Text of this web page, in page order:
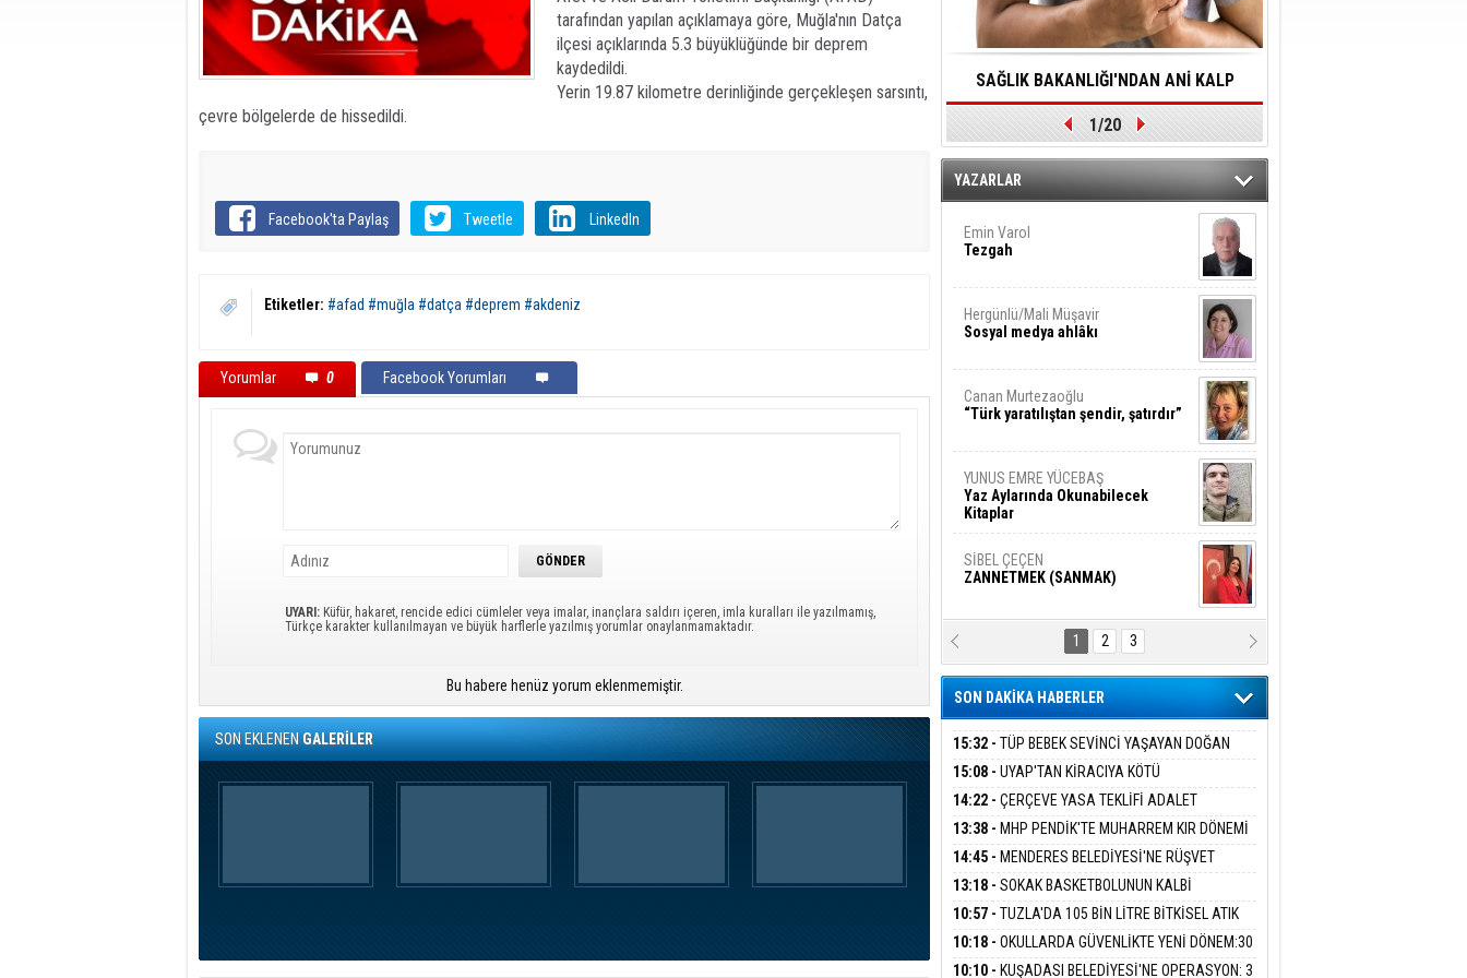
tarafından yapılan açıklamaya göre, Muğla'nın Datça
ilçesi açıklarında 5.3 büyüklüğünde bir deprem
kaydedildi.
​Yerin 19.87 kilometre derinliğinde gerçekleşen sarsıntı,
çevre bölgelerde de hissedildi.
Facebook'ta Paylaş Tweetle LinkedIn
Etiketler: #afad #muğla #datça #deprem #akdeniz
Yorumlar 0 Facebook Yorumları
UYARI: Küfür, hakaret, rencide edici cümleler veya imalar, inançlara saldırı içeren, imla kuralları ile yazılmamış,
Türkçe karakter kullanılmayan ve büyük harflerle yazılmış yorumlar onaylanmamaktadır.
Bu habere henüz yorum eklenmemiştir.
SON EKLENENGALERİLER
SAĞLIK BAKANLIĞI'NDAN ANİ KALP
DURMALARINA HIZLI MÜDAHALE
EDİLMESİNE YÖNELİK ÖNLENMESİ İÇİN
1/20
YAZARLAR
Emin Varol
Tezgah
Hergünlü/Mali Müşavir
Sosyal medya ahlâkı
Canan Murtezaoğlu
“Türk yaratılıştan şendir, şatırdır”
YUNUS EMRE YÜCEBAŞ
Yaz Aylarında Okunabilecek
Kitaplar
SİBEL ÇEÇEN
ZANNETMEK (SANMAK)
Karanlık DNA Kuşaklararası
Şiddetin Biyolojik Faturası
Şiyar Adıyaman
Ben Bu Sahaya Sığmazam
Hasan Ali Çölük
Bir Satırın İçindeki İnsan
Ezgi Kılıç
SİVAS: ATEŞE ATILAN VİCDAN
BARIŞ BAŞARSLAN
1 2 3
SON DAKİKA HABERLER
15:32 - TÜP BEBEK SEVİNCİ YAŞAYAN DOĞAN
AİLESİNE BAKANLIK DESTEĞİ
15:08 - UYAP'TAN KİRACIYA KÖTÜ
HABER:''TEBLİGAT GELMEDİ'' SAVUNMASI
MAHKEMEDEN DÖNDÜ
14:22 - ÇERÇEVE YASA TEKLİFİ ADALET
KOMİSYONU'NDAN GEÇTİ:SÜREÇ NASIL
İŞLEYECEK?
13:38 - MHP PENDİK'TE MUHARREM KIR DÖNEMİ
DEVAM EDİYOR
14:45 - MENDERES BELEDİYESİ'NE RÜŞVET
OPERASYONU:BELEDİYE BAŞKANI İLKAY ÇİÇEK
ADLİYEYE SEVK EDİLDİ
13:18 - SOKAK BASKETBOLUNUN KALBİ
ÜMRANİYE’DE ATACAK
10:57 - TUZLA'DA 105 BİN LİTRE BİTKİSEL ATIK
YAĞ TOPLANDI
10:18 - OKULLARDA GÜVENLİKTE YENİ DÖNEM:30
BİN PERSONEL ALINACAK DEDEKTÖRLÜ ARAMA
10:10 - KUŞADASI BELEDİYESİ'NE OPERASYON: 3